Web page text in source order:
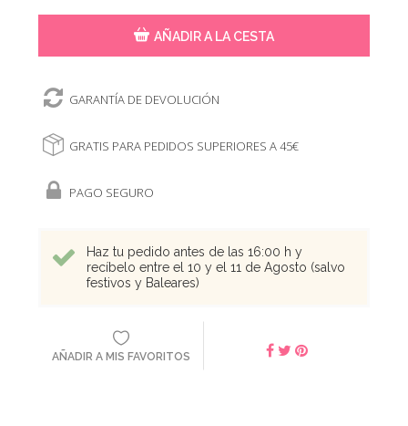
AÑADIR A LA CESTA
GARANTÍA DE DEVOLUCIÓN
GRATIS PARA PEDIDOS SUPERIORES A 45€
PAGO SEGURO
Haz tu pedido antes de las 16:00 h y
recíbelo entre el 10 y el 11 de Agosto (salvo
festivos y Baleares)
AÑADIR A MIS FAVORITOS